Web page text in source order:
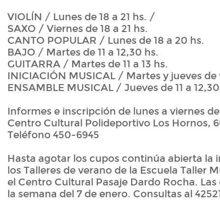
VIOLÍN / Lunes de 18 a 21 hs. /
SAXO / Viernes de 18 a 21 hs.
CANTO POPULAR / Lunes de 18 a 20 hs.
BAJO / Martes de 11 a 12,30 hs.
GUITARRA / Martes de 11 a 13 hs.
INICIACIÓN MUSICAL / Martes y jueves de
ENSAMBLE MUSICAL / Jueves de 11 a
Informes e inscripción de lunes a viernes
Centro Cultural Polideportivo Los Hornos,
Teléfono 450-6945
Hasta agotar los cupos continúa abierta la
los Talleres de verano de la Escuela Taller
el Centro Cultural Pasaje Dardo Rocha.
la semana del 7 de enero. Consultas al